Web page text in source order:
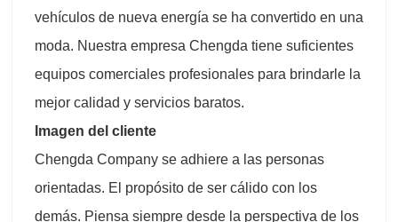
vehículos de nueva energía se ha convertido en una
moda. Nuestra empresa Chengda tiene suficientes
equipos comerciales profesionales para brindarle la
mejor calidad y servicios baratos.
Imagen del cliente
Chengda Company se adhiere a las personas
orientadas. El propósito de ser cálido con los
demás. Piensa siempre desde la perspectiva de los